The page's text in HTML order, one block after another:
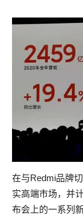
在与Redmi品牌
实高端市场，并
布会上的一系列